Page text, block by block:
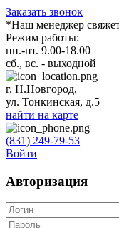
Заказать звонок
*Наш менеджер
Режим работы:
пн.-пт. 9.00-18.00
сб., вс. - выходной
г. Н.Новгород,
ул. Тонкинская, д.5
найти на карте
(831) 249-79-53
Войти
Авторизация